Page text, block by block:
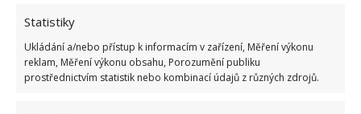
Statistiky
Ukládání a/nebo přístup k informacím v zařízení, Měření výkonu
reklam, Měření výkonu obsahu, Porozumění publiku
prostřednictvím statistik nebo kombinací údajů z různých zdrojů.
Oznámení o bydlení